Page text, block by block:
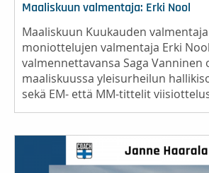
Maaliskuun valmentaja: Erki Nool
Maaliskuun Kuukauden
moniottelujen valmentaja Erki
valmennettavansa Saga Vanninen
maaliskuussa yleisurheilun
sekä EM- että MM-tittelit